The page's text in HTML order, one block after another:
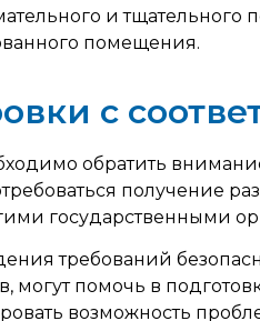
и тщательного
помещения.
с
обратить
получение
государственными
требований
помочь в
возможность